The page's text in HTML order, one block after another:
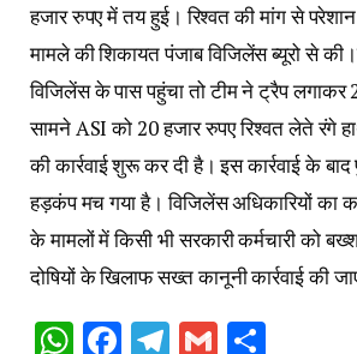
हजार रुपए में तय हुई। रिश्वत की मांग से
मामले की शिकायत पंजाब विजिलेंस ब्यूरो से
विजिलेंस के पास पहुंचा तो टीम ने ट्रैप लगाकर
सामने ASI को 20 हजार रुपए रिश्वत लेते रंगे
की कार्रवाई शुरू कर दी है। इस कार्रवाई के
हड़कंप मच गया है। विजिलेंस अधिकारियों का
के मामलों में किसी भी सरकारी कर्मचारी को
दोषियों के खिलाफ सख्त कानूनी कार्रवाई की
WhatsApp
Facebook
Telegram
Gmail